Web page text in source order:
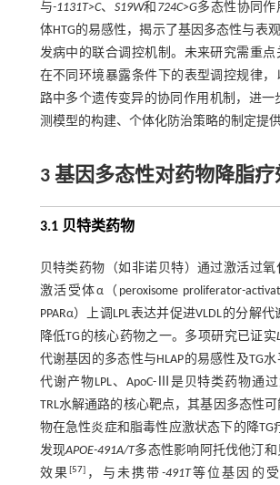
与-1131T>C、 S19W和 724C>G多态性协同作
体HTG的易感性，揭示了基因多态性与表
发病中的联合调控机制。未来研究需重点
在不同环境暴露条件下的表型调控规律，
路中多个遗传变异的协同作用机制，进一
测模型的构建、个体化防治策略的制定提供
3 基因多态性对药物降脂疗
3.1 贝特类药物
贝特类药物（如非诺贝特）通过激活过氧
激活受体α（peroxisome proliferator-
PPARα）上调LPL表达并促进VLDL的分解代
降低TG的核心药物之一。多项研究已证实
代谢基因的多态性与HLAP的易感性及TG
代谢产物LPL、ApoC-Ⅲ是贝特类药物通过
TRL水解通路的核心靶点，其基因多态性
物在急性炎症和脂毒性应激状态下的降TG
发现APOE-491A/T多态性影响阿托伐他汀
效果[57] ，与未携带 -491T等位基因的